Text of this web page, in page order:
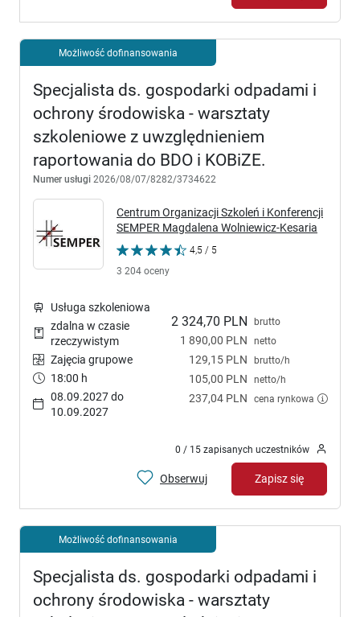
Możliwość dofinansowania
Specjalista ds. gospodarki odpadami i
ochrony środowiska - warsztaty
szkoleniowe z uwzględnieniem
raportowania do BDO i KOBiZE.
Numer usługi 2026/08/07/8282/3734622
Centrum Organizacji Szkoleń i Konferencji
SEMPER Magdalena Wolniewicz-Kesaria
4,5 / 5
3 204 oceny
2 324,70 PLN brutto
1 890,00 PLN netto
129,15 PLN brutto/h
105,00 PLN netto/h
237,04 PLN cena rynkowa
Usługa szkoleniowa
zdalna w czasie
rzeczywistym
Zajęcia grupowe
18:00 h
08.09.2027 do
10.09.2027
0 / 15 zapisanych uczestników
Obserwuj Zapisz się
Możliwość dofinansowania
Specjalista ds. gospodarki odpadami i
ochrony środowiska - warsztaty